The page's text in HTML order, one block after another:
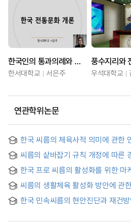
한국인의 통과의례와 전통문화
한서대학교 서은주
풍수지리와
우석대학교
연관학위논문
한국 씨름의 체육사적 의미에 관
influence of Ssirum on a
씨름의 샅바잡기 규칙 개정에 따른
= (A) Study on Consuming time
Sssirum Game Rule : compare
revision
한국 프로 씨름의 활성화를 위한 마
Marketing Strategies for
Ssireum in Korea
씨름의 생활체육 활성화 방안에
the promotion plan of sport for
한국 민속씨름의 현안진단과 재건
reconstruction of fork Ssireum